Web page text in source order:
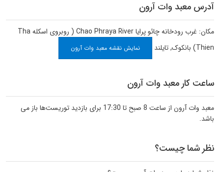
آدرس معبد وات آرون
مکان: غرب رودخانه چائو پرایا Chao Phraya River ( روبروی اسکله Tha
Thien) بانکوک,تایلند نمایش نقشه معبد وات آرون
ساعت کار معبد وات آرون
معبد وات آرون از ساعت 8 صبح تا 17:30 برای بازدید توریست‌ها باز می
باشد.
نظر شما چیست؟